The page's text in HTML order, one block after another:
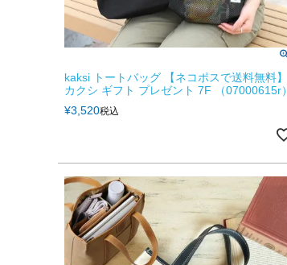
kaksi トートバッグ 【ネコポスで送料無料】
カクシ ギフト プレゼント 7F （07000615r）
¥3,520税込